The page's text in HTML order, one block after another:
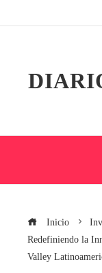
Inicio
Redefiniendo la
Valley